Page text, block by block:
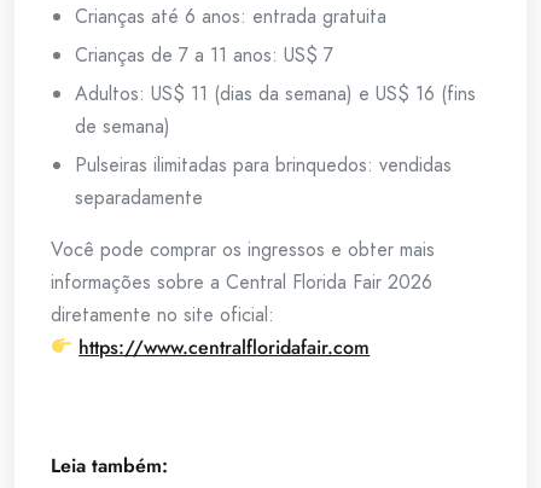
Crianças até 6 anos: entrada gratuita
Crianças de 7 a 11 anos: US$ 7
Adultos: US$ 11 (dias da semana) e US$ 16 (fins
de semana)
Pulseiras ilimitadas para brinquedos: vendidas
separadamente
Você pode comprar os ingressos e obter mais
informações sobre a Central Florida Fair 2026
diretamente no site oficial:
https://www.centralfloridafair.com
Leia também: